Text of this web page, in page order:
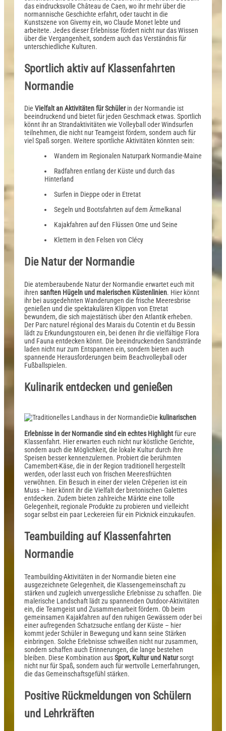
das eindrucksvolle Château de Caen, wo ihr mehr über die
normannische Geschichte erfahrt, oder taucht in die
Kunstszene von Giverny ein, wo Claude Monet lebte und
arbeitete. Jedes dieser Erlebnisse fördert nicht nur das Wissen
über die Vergangenheit, sondern auch das Verständnis für
unterschiedliche Kulturen.
Sportlich aktiv auf Klassenfahrten
Normandie
Die Vielfalt an Aktivitäten für Schülerin der Normandie ist
beeindruckend und bietet für jeden Geschmack etwas. Sportlich
könnt ihr an Strandaktivitäten wie Volleyball oder Windsurfen
teilnehmen, die nicht nur Teamgeist fördern, sondern auch für
viel Spaß sorgen. Weitere sportliche Aktivitäten könnten sein:
Wandern im Regionalen Naturpark Normandie-Maine
Radfahren entlang der Küste und durch das
Hinterland
Surfen in Dieppe oder in Etretat
Segeln und Bootsfahrten auf dem Ärmelkanal
Kajakfahren auf den Flüssen Orne und Seine
Klettern in den Felsen von Clécy
Die Natur der Normandie
Die atemberaubende Natur der Normandie erwartet euch mit
ihren sanften Hügeln und malerischen Küstenlinien. Hier könnt
ihr bei ausgedehnten Wanderungen die frische Meeresbrise
genießen und die spektakulären Klippen von Etretat
bewundern, die sich majestätisch über den Atlantik erheben.
Der Parc naturel régional des Marais du Cotentin et du Bessin
lädt zu Erkundungstouren ein, bei denen ihr die vielfältige Flora
und Fauna entdecken könnt. Die beeindruckenden Sandstrände
laden nicht nur zum Entspannen ein, sondern bieten auch
spannende Herausforderungen beim Beachvolleyball oder
Fußballspielen.
Kulinarik entdecken und genießen
Die kulinarischen
Erlebnisse in der Normandie sind ein echtes Highlightfür eure
Klassenfahrt. Hier erwarten euch nicht nur köstliche Gerichte,
sondern auch die Möglichkeit, die lokale Kultur durch ihre
Speisen besser kennenzulernen. Probiert die berühmten
Camembert-Käse, die in der Region traditionell hergestellt
werden, oder lasst euch von frischen Meeresfrüchten
verwöhnen. Ein Besuch in einer der vielen Crêperien ist ein
Muss – hier könnt ihr die Vielfalt der bretonischen Galettes
entdecken. Zudem bieten zahlreiche Märkte eine tolle
Gelegenheit, regionale Produkte zu probieren und vielleicht
sogar selbst ein paar Leckereien für ein Picknick einzukaufen.
Teambuilding auf Klassenfahrten
Normandie
Teambuilding-Aktivitäten in der Normandie bieten eine
ausgezeichnete Gelegenheit, die Klassengemeinschaft zu
stärken und zugleich unvergessliche Erlebnisse zu schaffen. Die
malerische Landschaft lädt zu spannenden Outdoor-Aktivitäten
ein, die Teamgeist und Zusammenarbeit fördern. Ob beim
gemeinsamen Kajakfahren auf den ruhigen Gewässern oder bei
einer aufregenden Schatzsuche entlang der Küste – hier
kommt jeder Schüler in Bewegung und kann seine Stärken
einbringen. Solche Erlebnisse schweißen nicht nur zusammen,
sondern schaffen auch Erinnerungen, die lange bestehen
bleiben. Diese Kombination ausSport, Kultur und Natursorgt
nicht nur für Spaß, sondern auch für wertvolle Lernerfahrungen,
die das Gemeinschaftsgefühl stärken.
Positive Rückmeldungen von Schülern
und Lehrkräften